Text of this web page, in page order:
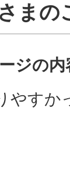
まの
ジの
やすか